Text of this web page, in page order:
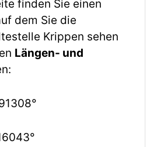
finden Sie einen
dem Sie die
Krippen sehen
Längen- und